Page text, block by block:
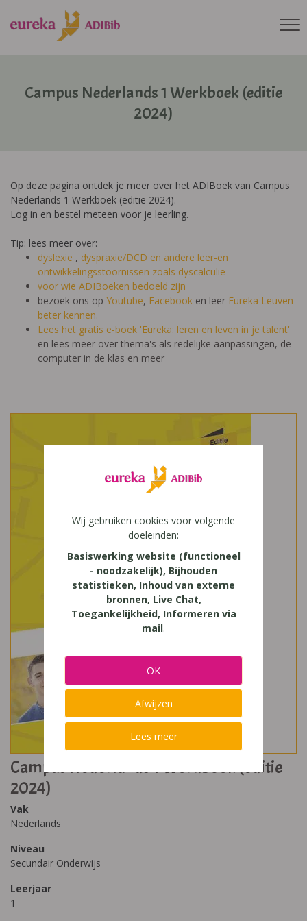
Campus Nederlands 1 Werkboek (editie
2024)
Op deze pagina ontdek je meer over het ADIBoek van Campus
Nederlands 1 Werkboek (editie 2024).
Log in en bestel meteen voor je leerling.
Tip: lees meer over:
dyslexie , dyspraxie/DCD en andere leer-en
ontwikkelingsstoornissen zoals dyscalculie
voor wie ADIBoeken bedoeld zijn
bezoek ons op Youtube, Facebook en leer Eureka Leuven
beter kennen.
Lees het gratis e-boek 'Eureka: leren en leven in je talent'
en lees meer over thema's als redelijke aanpassingen, de
computer in de klas en meer
Campus Nederlands 1 Werkboek (editie
2024)
Vak
Nederlands
Niveau
Secundair Onderwijs
Leerjaar
1
Wij gebruiken cookies voor volgende
doeleinden:
Basiswerking website (functioneel
- noodzakelijk), Bijhouden
statistieken, Inhoud van externe
bronnen, Live Chat,
Toegankelijkheid, Informeren via
mail.
OK
Afwijzen
Lees meer